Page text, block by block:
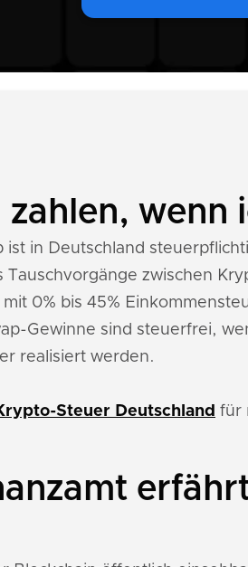
zahlen, wenn
in Deutschland
Tauschvorgänge zwischen
0% bis 45%
Gewinne sind steuerfrei,
realisiert werden.
Steuer Deutschland für